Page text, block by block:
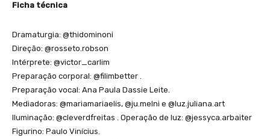
Ficha técnica
Dramaturgia: @thidominoni
Direção: @rosseto.robson
Intérprete: @victor_carlim
Preparação corporal: @filimbetter .
Preparação vocal: Ana Paula Dassie Leite.
Mediadoras: @mariamariaelis, @ju.melni e @luz.juliana.art
Iluminação: @cleverdfreitas . Operação de luz: @jessyca.arbaiter
Figurino: Paulo Vinícius.